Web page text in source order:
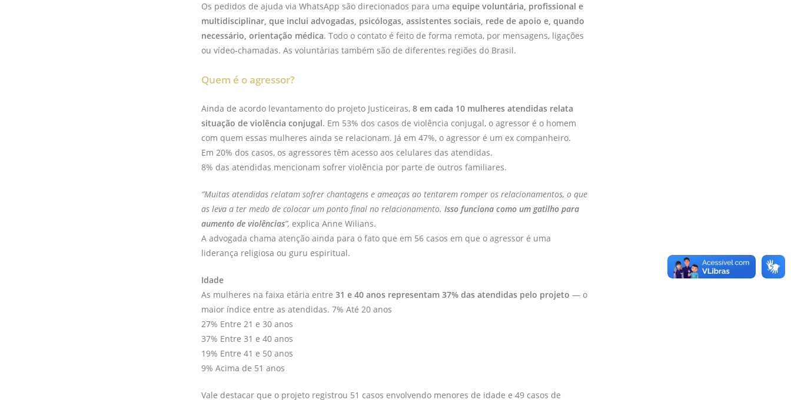
Os pedidos de ajuda via WhatsApp são direcionados para uma equipe voluntária, profissional e
multidisciplinar, que inclui advogadas, psicólogas, assistentes sociais, rede de apoio e, quando
necessário, orientação médica. Todo o contato é feito de forma remota, por mensagens, ligações
ou vídeo-chamadas. As voluntárias também são de diferentes regiões do Brasil.
Quem é o agressor?
Ainda de acordo levantamento do projeto Justiceiras, 8 em cada 10 mulheres atendidas relata
situação de violência conjugal. Em 53% dos casos de violência conjugal, o agressor é o homem
com quem essas mulheres ainda se relacionam. Já em 47%, o agressor é um ex companheiro.
Em 20% dos casos, os agressores têm acesso aos celulares das atendidas.
8% das atendidas mencionam sofrer violência por parte de outros familiares.
“Muitas atendidas relatam sofrer chantagens e ameaças ao tentarem romper os relacionamentos, o que
as leva a ter medo de colocar um ponto final no relacionamento. Isso funciona como um gatilho para
aumento de violências”, explica Anne Wilians.
A advogada chama atenção ainda para o fato que em 56 casos em que o agressor é uma
liderança religiosa ou guru espiritual.
Idade
As mulheres na faixa etária entre 31 e 40 anos representam 37% das atendidas pelo projeto — o
maior índice entre as atendidas. 7% Até 20 anos
27% Entre 21 e 30 anos
37% Entre 31 e 40 anos
19% Entre 41 e 50 anos
9% Acima de 51 anos
Vale destacar que o projeto registrou 51 casos envolvendo menores de idade e 49 casos de